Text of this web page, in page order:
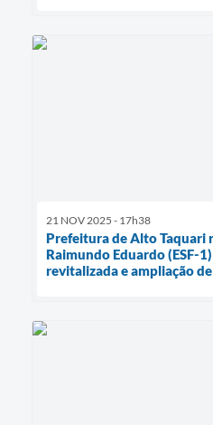
21 NOV 2025 - 17h38
Prefeitura de Alto Taquari
Raimundo Eduardo (ESF-
revitalizada e ampliação